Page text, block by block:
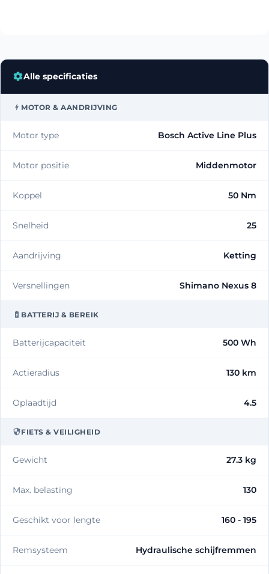
Alle specificaties
MOTOR & AANDRIJVING
Motor type Bosch Active Line Plus
Motor positie Middenmotor
Koppel 50 Nm
Snelheid 25
Aandrijving Ketting
Versnellingen Shimano Nexus 8
BATTERIJ & BEREIK
Batterijcapaciteit 500 Wh
Actieradius 130 km
Oplaadtijd 4.5
FIETS & VEILIGHEID
Gewicht 27.3 kg
Max. belasting 130
Geschikt voor lengte 160 - 195
Remsysteem Hydraulische schijfremmen